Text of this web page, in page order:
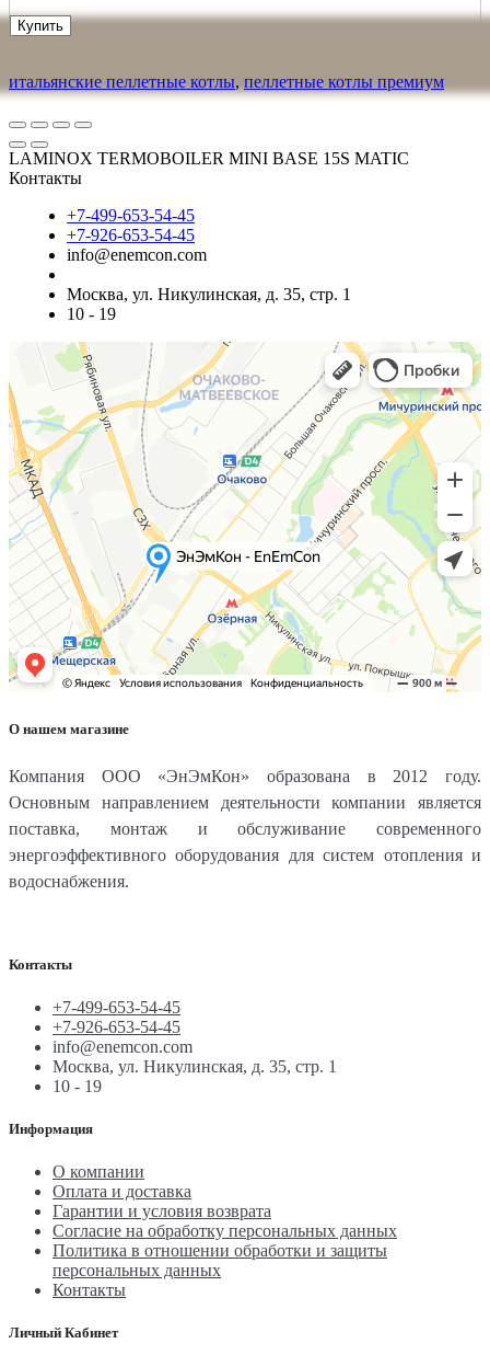
Купить
итальянские пеллетные котлы, пеллетные котлы премиум
LAMINOX TERMOBOILER MINI BASE 15S MATIC
Контакты
+7-499-653-54-45
+7-926-653-54-45
info@enemcon.com
Москва, ул. Никулинская, д. 35, стр. 1
10 - 19
О нашем магазине
Компания ООО «ЭнЭмКон» образована в 2012 году.
Основным направлением деятельности компании является
поставка, монтаж и обслуживание современного
энергоэффективного оборудования для систем отопления и
водоснабжения.
Контакты
+7-499-653-54-45
+7-926-653-54-45
info@enemcon.com
Москва, ул. Никулинская, д. 35, стр. 1
10 - 19
Информация
О компании
Оплата и доставка
Гарантии и условия возврата
Согласие на обработку персональных данных
Политика в отношении обработки и защиты
персональных данных
Контакты
Личный Кабинет